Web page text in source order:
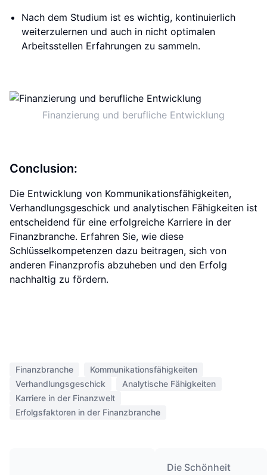
Nach dem Studium ist es wichtig, kontinuierlich
weiterzulernen und auch in nicht optimalen
Arbeitsstellen Erfahrungen zu sammeln.
Finanzierung und berufliche Entwicklung
Conclusion:
Die Entwicklung von Kommunikationsfähigkeiten,
Verhandlungsgeschick und analytischen Fähigkeiten ist
entscheidend für eine erfolgreiche Karriere in der
Finanzbranche. Erfahren Sie, wie diese
Schlüsselkompetenzen dazu beitragen, sich von
anderen Finanzprofis abzuheben und den Erfolg
nachhaltig zu fördern.
Finanzbranche
Kommunikationsfähigkeiten
Verhandlungsgeschick
Analytische Fähigkeiten
Karriere in der Finanzwelt
Erfolgsfaktoren in der Finanzbranche
Die Schönheit